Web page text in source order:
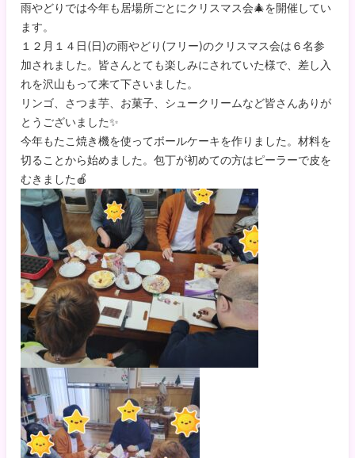
雨やどりでは今年も居場所ごとにクリスマス会🎄を開催してい
ます。
１２月１４日(日)の雨やどり(フリー)のクリスマス会は６名参
加されました。皆さんとても楽しみにされていた様で、差し入
れを沢山もって来て下さいました。
リンゴ、さつま芋、お菓子、シュークリームなど皆さんありが
とうございました✨
今年もたこ焼き機を使ってボールケーキを作りました。材料を
切ることから始めました。包丁が初めての方はピーラーで皮を
むきました🍎